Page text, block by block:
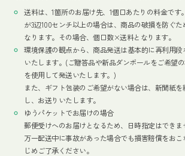
送料は、1箇所のお届け先、1個口あたりの料金です
が3辺100センチ以上の場合は、商品の破損を防ぐた
なります。その場合、個口数×送料となります。
環境保護の観点から、商品発送は基本的に再利用
いたします。(ご贈答品や新品ダンボールをご希望
を使用して発送いたします。)
また、ギフト包装のご希望がない場合は、新聞紙
し、お送りいたします。
ゆうパケットでお届けの場合
郵便受けへのお届けとなるため、日時指定はできま
万一配送中に事故があった場合でも損害賠償をお
じめご了承ください。